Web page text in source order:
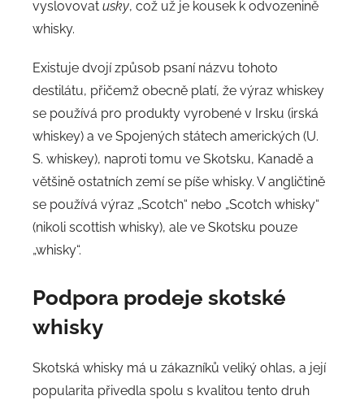
vyslovovat usky, což už je kousek k odvozenině
whisky.
Existuje dvojí způsob psaní názvu tohoto
destilátu, přičemž obecně platí, že výraz whiskey
se používá pro produkty vyrobené v Irsku (irská
whiskey) a ve Spojených státech amerických (U.
S. whiskey), naproti tomu ve Skotsku, Kanadě a
většině ostatních zemí se píše whisky. V angličtině
se používá výraz „Scotch“ nebo „Scotch whisky“
(nikoli scottish whisky), ale ve Skotsku pouze
„whisky“.
Podpora prodeje skotské
whisky
Skotská whisky má u zákazníků veliký ohlas, a její
popularita přivedla spolu s kvalitou tento druh